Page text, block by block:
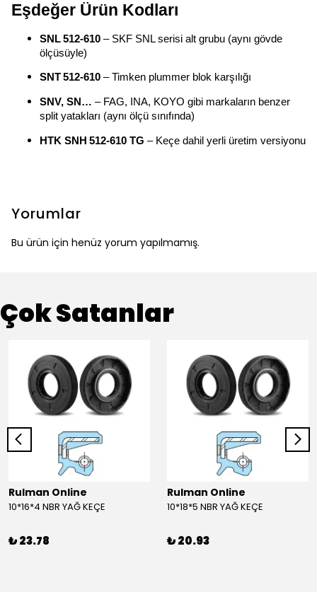
Eşdeğer Ürün Kodları
SNL 512‑610 – SKF SNL serisi alt grubu (aynı gövde
ölçüsüyle)
SNT 512‑610 – Timken plummer blok karşılığı
SNV, SN… – FAG, INA, KOYO gibi markaların benzer
split yatakları (aynı ölçü sınıfında)
HTK SNH 512‑610 TG – Keçe dahil yerli üretim versiyonu
Yorumlar
Bu ürün için henüz yorum yapılmamış.
Çok Satanlar
Rulman Online
10*16*4 NBR YAĞ KEÇE
₺ 23.78
Rulman Online
10*18*5 NBR YAĞ KEÇE
₺ 20.93